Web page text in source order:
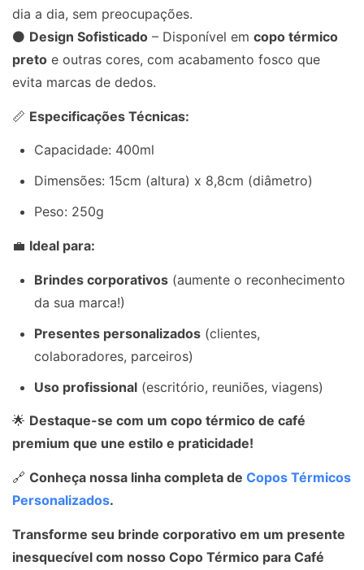
dia a dia, sem preocupações.
⚫ Design Sofisticado – Disponível em copo térmico
preto e outras cores, com acabamento fosco que
evita marcas de dedos.
📏 Especificações Técnicas:
Capacidade: 400ml
Dimensões: 15cm (altura) x 8,8cm (diâmetro)
Peso: 250g
💼 Ideal para:
Brindes corporativos (aumente o reconhecimento
da sua marca!)
Presentes personalizados (clientes,
colaboradores, parceiros)
Uso profissional (escritório, reuniões, viagens)
🌟 Destaque-se com um copo térmico de café
premium que une estilo e praticidade!
🔗 Conheça nossa linha completa de Copos Térmicos
Personalizados.
Transforme seu brinde corporativo em um presente
inesquecível com nosso Copo Térmico para Café